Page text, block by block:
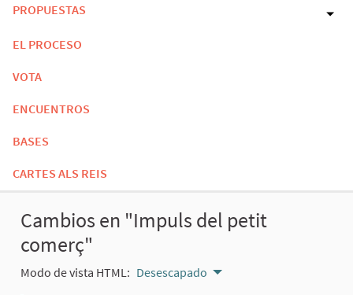
PROPUESTAS
EL PROCESO
VOTA
ENCUENTROS
BASES
CARTES ALS REIS
Cambios en "Impuls del petit
comerç"
Modo de vista HTML: Desescapado